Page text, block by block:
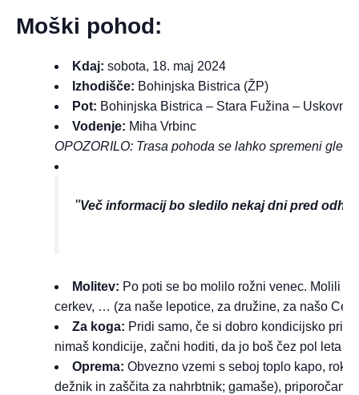
Moški pohod:
Kdaj: sobota, 18. maj 2024
Izhodišče: Bohinjska Bistrica (ŽP)
Pot: Bohinjska Bistrica – Stara Fužina –
Vodenje: Miha Vrbinc
OPOZORILO: Trasa pohoda se lahko spremeni
Več informacij bo sledilo nekaj dni pred
Molitev: Po poti se bo molilo rožni venec. Molili
cerkev, … (za naše lepotice, za družine, za našo
Za koga: Pridi samo, če si dobro kondicijsko
nimaš kondicije, začni hoditi, da jo boš čez pol leta
Oprema: Obvezno vzemi s seboj toplo kapo,
dežnik in zaščita za nahrbtnik; gamaše), priporočam